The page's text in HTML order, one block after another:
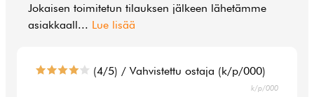
Jokaisen toimitetun tilauksen jälkeen lähetämme
asiakkaall... Lue lisää
(4/5) / Vahvistettu ostaja (k/p/000)
k/p/000